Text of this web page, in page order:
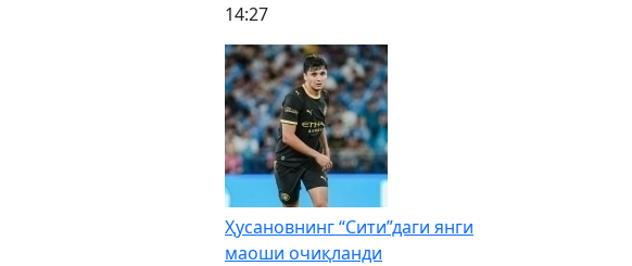
14:27
Ҳусановнинг “Сити”даги янги
маоши очиқланди